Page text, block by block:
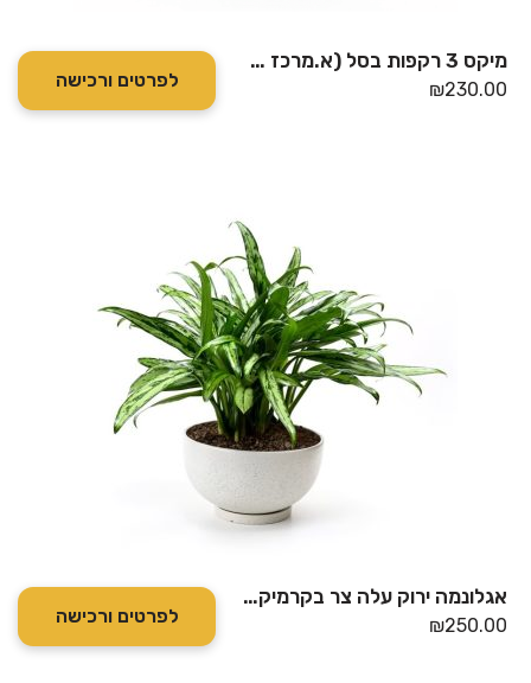
מיקס 3 רקפות בסל (א.מרכז בלבד)
₪230.00 לפרטים ורכישה
אגלונמה ירוק עלה צר בקרמיקה 24"
₪250.00 לפרטים ורכישה